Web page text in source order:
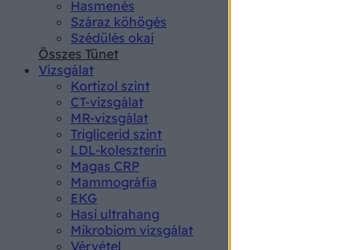
Hasmenés
Száraz köhögés
Szédülés okai
Összes Tünet
Vizsgálat
Kortizol szint
CT-vizsgálat
MR-vizsgálat
Triglicerid szint
LDL-koleszterin
Magas CRP
Mammográfia
EKG
Hasi ultrahang
Mikrobiom vizsgálat
Vérvétel